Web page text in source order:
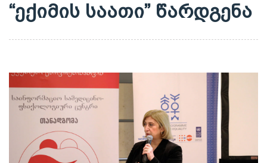
“ექიმის საათი” წარდგენა